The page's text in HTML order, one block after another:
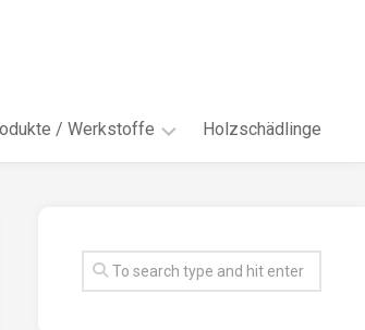
/ Werkstoffe Holzschädlinge